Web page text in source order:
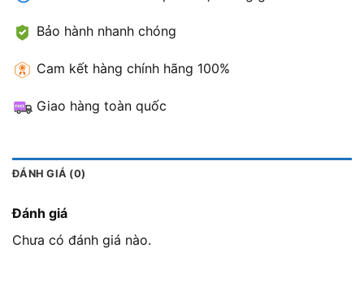
Bảo hành nhanh chóng
Cam kết hàng chính hãng 100%
Giao hàng toàn quốc
ĐÁNH GIÁ (0)
Đánh giá
Chưa có đánh giá nào.